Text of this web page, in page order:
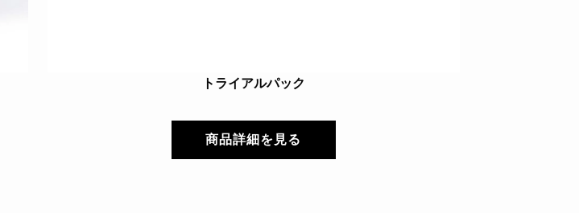
トライアルパック
商品詳細を見る